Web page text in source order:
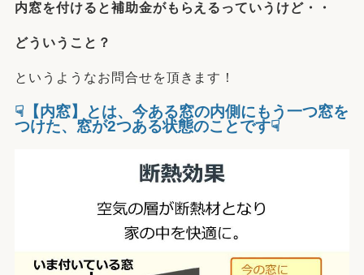
内窓を付けると補助金がもらえるっていうけど・・
どういうこと？
というようなお問合せを頂きます！
☟ 【内窓】とは、今ある窓の内側にもう一つ窓を
つけた、 窓が2つある状態のことです☟